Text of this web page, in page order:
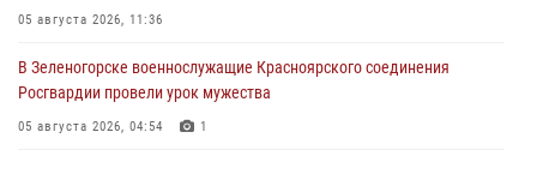
05 августа 2026, 11:36
В Зеленогорске военнослужащие Красноярского соединения
Росгвардии провели урок мужества
05 августа 2026, 04:54 1